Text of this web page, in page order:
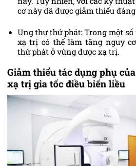
cơ này đã được giảm thiểu
Ung thư thứ phát: Trong một
xạ trị có thể làm tăng nguy
thứ phát ở vùng được xạ trị.
Giảm thiểu tác dụng phụ
xạ trị gia tốc điều biến liều